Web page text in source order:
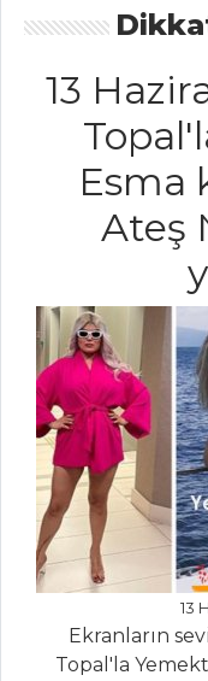
Rokfor
Su Teresi Çorbası
Maydanozlu
Pirinç Çorbası
Buğday
Çorbalar Tüm
BAHAR
ÇOK TAHILLI
SALATA
NAR TANELİ
KIRMIZI
ROKA
Salatalar Tüm
Tarifleri
13
Esma
Ateş
13
Ekranların
Topal'la